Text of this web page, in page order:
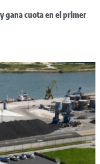
gana cuota en el primer